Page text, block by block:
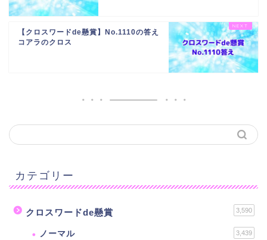
【クロスワードde懸賞】No.1110の答え
コアラのクロス
カテゴリー
クロスワードde懸賞 3,590
ノーマル 3,439